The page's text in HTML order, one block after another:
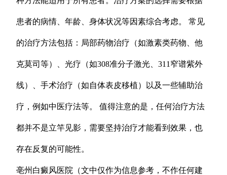
患者的病情、年龄、身体状况等因素综合考虑。 常见
的治疗方法包括：局部药物治疗（如激素类药物、他
克莫司等）、光疗（如308准分子激光、311窄谱紫外
线）、手术治疗（如自体表皮移植）以及一些辅助治
疗，例如中医疗法等。 值得注意的是，任何治疗方法
都并不是立竿见影，需要坚持治疗才能看到效果，也
存在反复的可能性。
亳州白癜风医院（文中仅作为信息参考，不作任何建